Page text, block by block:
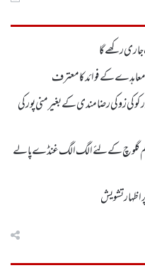
رکھے گا
معاہدے کے فوائد کا معترف
زو کی رضامندی کے بغیر منی پور کی
گلوچ کے لئے الگ الگ غنڈے پالے
اظہار تشویش